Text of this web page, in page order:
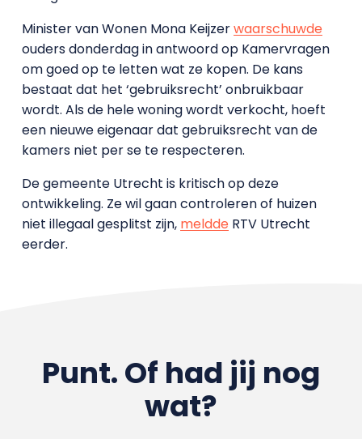
Minister van Wonen Mona Keijzerwaarschuwde
ouders donderdag in antwoord op Kamervragen
om goed op te letten wat ze kopen. De kans
bestaat dat het ‘gebruiksrecht’ onbruikbaar
wordt. Als de hele woning wordt verkocht, hoeft
een nieuwe eigenaar dat gebruiksrecht van de
kamers niet per se te respecteren.
De gemeente Utrecht is kritisch op deze
ontwikkeling. Ze wil gaan controleren of huizen
niet illegaal gesplitst zijn, melddeRTV Utrecht
eerder.
Punt. Of had jij nog
wat?